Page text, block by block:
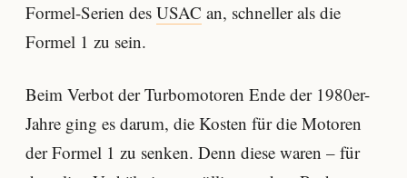
Formel-Serien des USAC an, schneller als die
Formel 1 zu sein.
Beim Verbot der Turbomotoren Ende der 1980er-
Jahre ging es darum, die Kosten für die Motoren
der Formel 1 zu senken. Denn diese waren – für